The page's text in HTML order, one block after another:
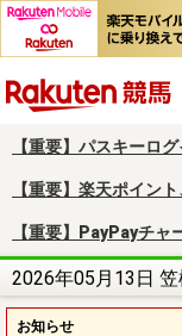
【重要】パスキーロ
【重要】楽天ポイン
【重要】PayPayチャ
2026年05月13日
お知らせ